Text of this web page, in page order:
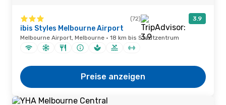
(72) 3.9
ibis Styles Melbourne Airport
Melbourne Airport, Melbourne · 18 km bis Stadtzentrum
Preise anzeigen